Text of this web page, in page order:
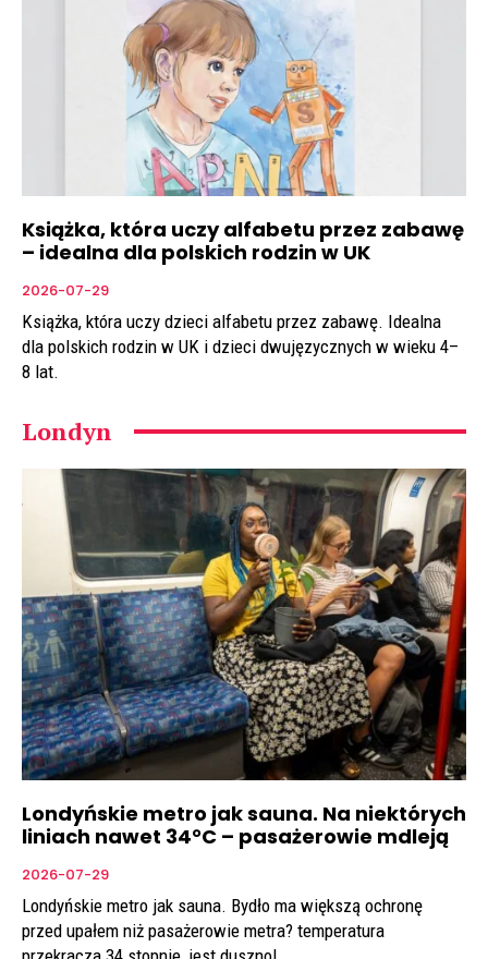
Książka, która uczy alfabetu przez zabawę
– idealna dla polskich rodzin w UK
2026-07-29
Książka, która uczy dzieci alfabetu przez zabawę. Idealna
dla polskich rodzin w UK i dzieci dwujęzycznych w wieku 4–
8 lat.
Londyn
Londyńskie metro jak sauna. Na niektórych
liniach nawet 34°C – pasażerowie mdleją
2026-07-29
Londyńskie metro jak sauna. Bydło ma większą ochronę
przed upałem niż pasażerowie metra? temperatura